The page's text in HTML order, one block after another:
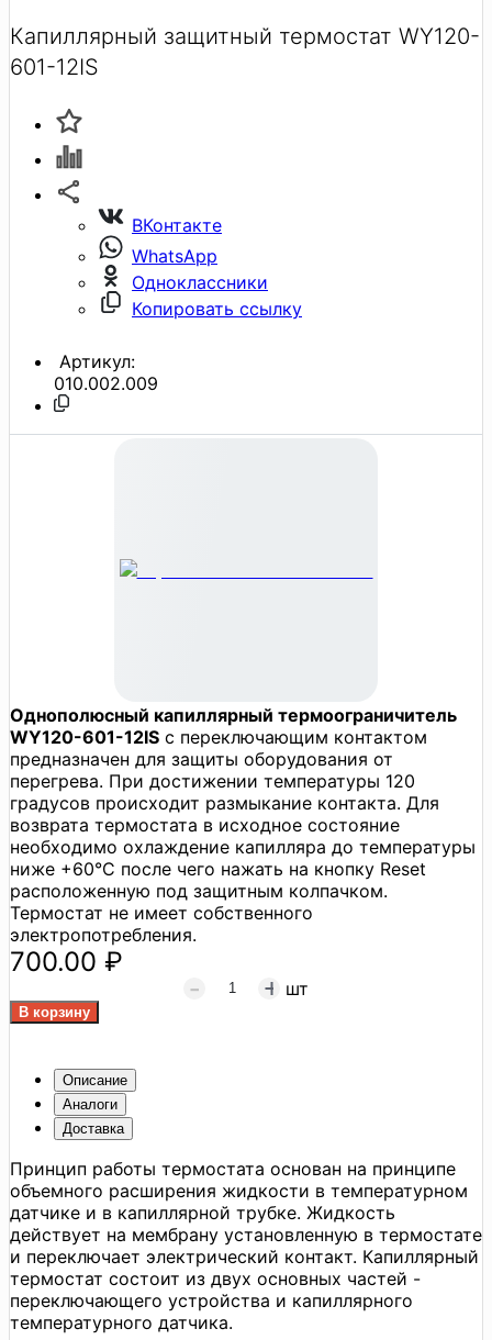
Капиллярный защитный термостат WY120-
601-12IS
ВКонтакте
WhatsApp
Одноклассники
Копировать ссылку
Артикул:
010.002.009
Однополюсный капиллярный термоограничитель
WY120-601-12IS с переключающим контактом
предназначен для защиты оборудования от
перегрева. При достижении температуры 120
градусов происходит размыкание контакта. Для
возврата термостата в исходное состояние
необходимо охлаждение капилляра до температуры
ниже +60°C после чего нажать на кнопку Reset
расположенную под защитным колпачком.
Термостат не имеет собственного
электропотребления.
700.00 ₽
шт
Описание
Аналоги
Доставка
Принцип работы термостата основан на принципе
объемного расширения жидкости в температурном
датчике и в капиллярной трубке. Жидкость
действует на мембрану установленную в термостате
и переключает электрический контакт. Капиллярный
термостат состоит из двух основных частей -
переключающего устройства и капиллярного
температурного датчика.